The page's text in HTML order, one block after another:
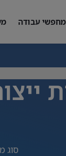
מחפשי עבודה
סוג